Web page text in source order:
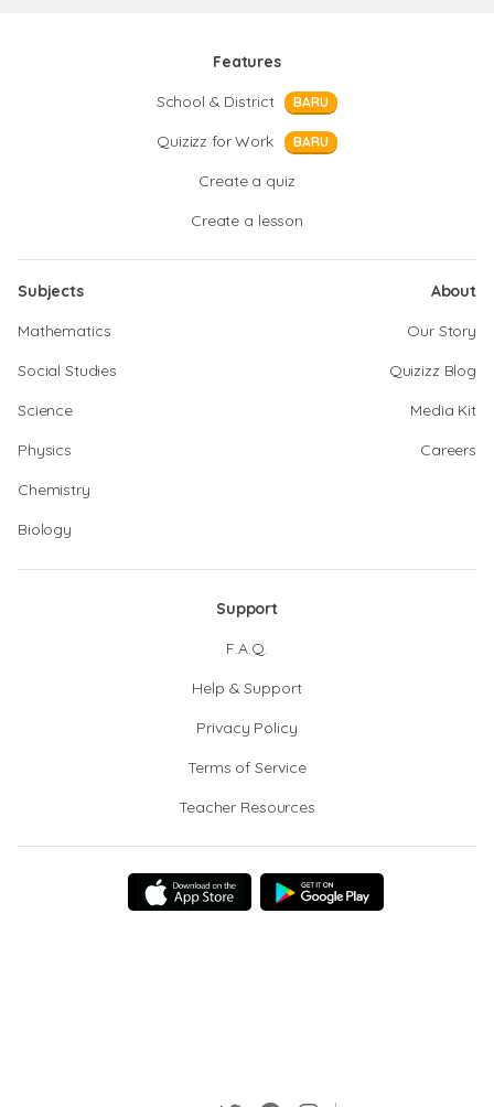
Features
School & District
BARU
Quizizz for Work BARU
Create a quiz
Create a lesson
Subjects
Mathematics
Social Studies
Science
Physics
Chemistry
Biology
About
Our Story
Quizizz Blog
Media Kit
Careers
Support
F.A.Q.
Help & Support
Privacy Policy
Terms of Service
Teacher Resources